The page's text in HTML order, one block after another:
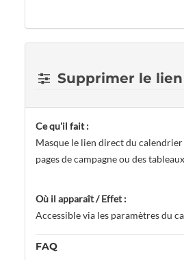
Supprimer le
Ce qu'il fait :
Masque le lien direct du
pages de campagne ou des
Où il apparaît / Effet :
Accessible via les paramètres du
FAQ